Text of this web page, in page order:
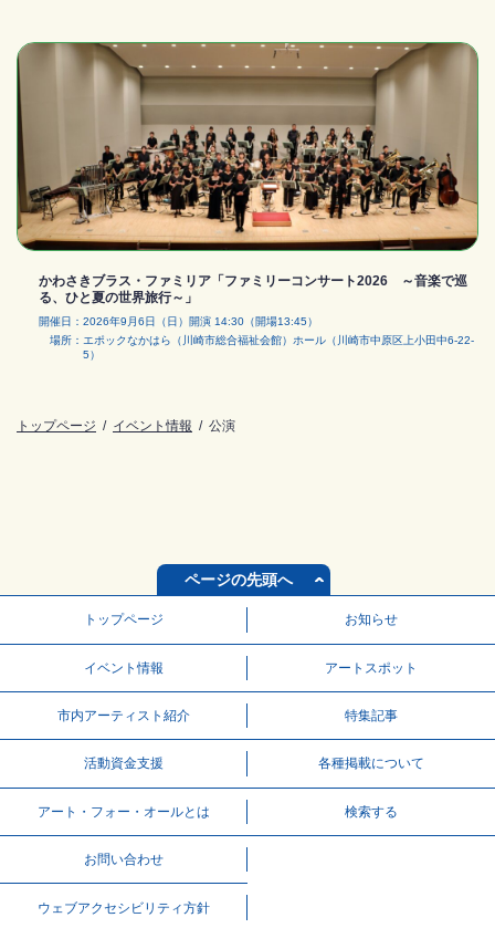
かわさきブラス・ファミリア「ファミリーコンサート2026 ～音楽で巡
る、ひと夏の世界旅行～」
開催日
2026年9月6日（日）開演 14:30（開場13:45）
場所
エポックなかはら（川崎市総合福祉会館）ホール（川崎市中原区上小田中6-22-
5）
トップページ イベント情報 公演
トップページ お知らせ
イベント情報 アートスポット
市内アーティスト紹介 特集記事
活動資⾦⽀援 各種掲載について
アート・フォー・オールとは 検索する
お問い合わせ
ウェブアクセシビリティ方針
ページの先頭へ